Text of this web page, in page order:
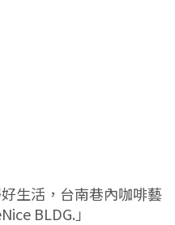
生活，台南巷內咖啡藝
BLDG.」